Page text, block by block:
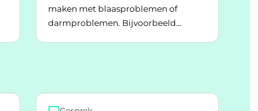
maken met blaasproblemen of
darmproblemen. Bijvoorbeeld
Lees meer over Omgaan met problemen met de